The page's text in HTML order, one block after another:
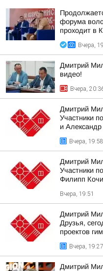
форума
проходит в
Вчера,
Дмитрий
видео!
Вчера,
Дмитрий
Участники
и
Вчера, 19:58
Дмитрий
Участники
Филипп
Вчера, 19:51
Дмитрий
Друзья,
проектов
Вчера, 19:27
Дмитрий